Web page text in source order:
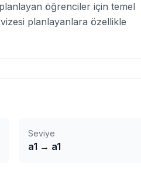
öğrenciler için temel
planlayanlara özellikle
Seviye
a1 → a1